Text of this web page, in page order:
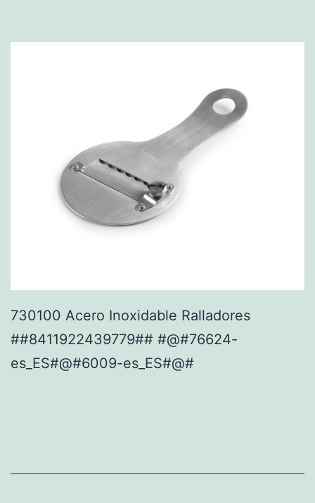
730100 Acero Inoxidable Ralladores
##8411922439779## #@#76624-
es_ES#@#6009-es_ES#@#